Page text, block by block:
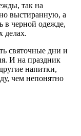
так на
выстиранную, а
в черной одежде,
делах.
святочные дни и
И на праздник
напитки,
чем непонятно